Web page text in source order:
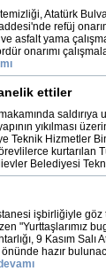
Atatürk
refüj
asfalt yama
onarımı
ettiler
saldırıya
yıkılması
Teknik Hizmetler
kurtarılan
Belediyesi
işbirliğiyle göz
"Yurttaşlarımız
9 Kasım Salı
hazır